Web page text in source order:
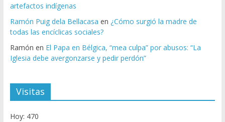
artefactos indígenas
Ramón Puig dela Bellacasa en ¿Cómo surgió la madre de
todas las encíclicas sociales?
Ramón en El Papa en Bélgica, “mea culpa” por abusos: “La
Iglesia debe avergonzarse y pedir perdón”
Visitas
Hoy: 470